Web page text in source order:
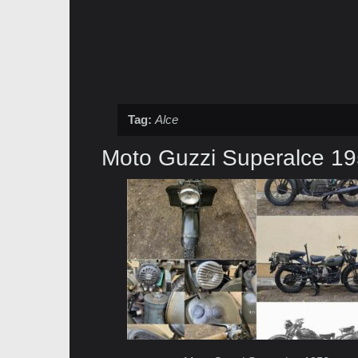
Tag: Alce
Moto Guzzi Superalce